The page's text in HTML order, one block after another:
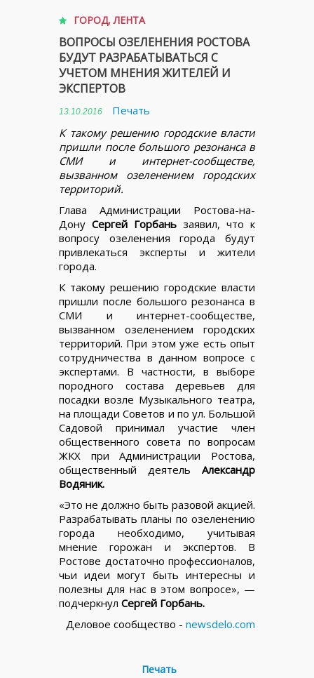
ГОРОД,ЛЕНТА
ВОПРОСЫ ОЗЕЛЕНЕНИЯ РОСТОВА
БУДУТ РАЗРАБАТЫВАТЬСЯ С
УЧЕТОМ МНЕНИЯ ЖИТЕЛЕЙ И
ЭКСПЕРТОВ
13.10.2016
Печать
К такому решению городские власти
пришли после большого резонанса в
СМИ и интернет-сообществе,
вызванном озеленением городских
территорий.
Глава Администрации Ростова-на-
Дону Сергей Горбань заявил, что к
вопросу озеленения города будут
привлекаться эксперты и жители
города.
К такому решению городские власти
пришли после большого резонанса в
СМИ и интернет-сообществе,
вызванном озеленением городских
территорий. При этом уже есть опыт
сотрудничества в данном вопросе с
экспертами. В частности, в выборе
породного состава деревьев для
посадки возле Музыкального театра,
на площади Советов и по ул. Большой
Садовой принимал участие член
общественного совета по вопросам
ЖКХ при Администрации Ростова,
общественный деятель Александр
Водяник.
«Это не должно быть разовой акцией.
Разрабатывать планы по озеленению
города необходимо, учитывая
мнение горожан и экспертов. В
Ростове достаточно профессионалов,
чьи идеи могут быть интересны и
полезны для нас в этом вопросе», —
подчеркнул Сергей Горбань.
Деловое сообщество - newsdelo.com
Печать